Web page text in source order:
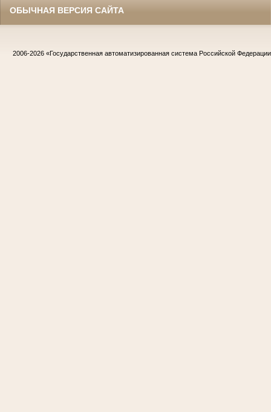
ОБЫЧНАЯ ВЕРСИЯ САЙТА
2006-2026 «Государственная автоматизированная система Российской